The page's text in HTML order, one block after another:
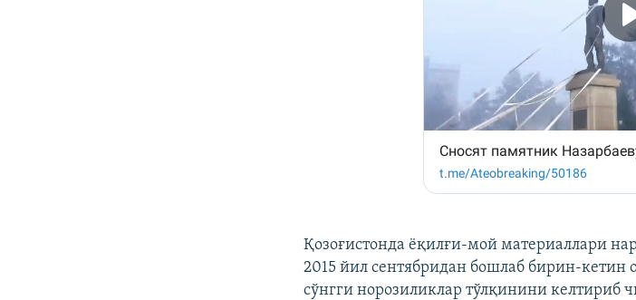
Қозоғистонда ёқилғи-мой материаллари
2015 йил сентябридан бошлаб бирин-
сўнгги норозиликлар тўлқинини келтириб